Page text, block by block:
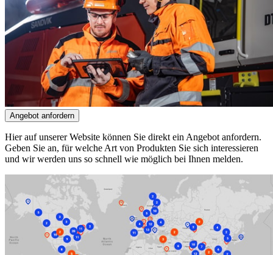
Angebot anfordern
Hier auf unserer Website können Sie direkt ein Angebot anfordern.
Geben Sie an, für welche Art von Produkten Sie sich interessieren
und wir werden uns so schnell wie möglich bei Ihnen melden.